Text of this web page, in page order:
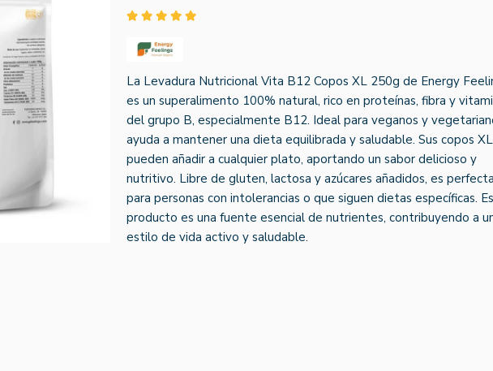
La Levadura Nutricional Vita B12 Copos XL 250g de Energy
es un superalimento 100% natural, rico en proteínas, fibra y
del grupo B, especialmente B12. Ideal para veganos y
ayuda a mantener una dieta equilibrada y saludable. Sus copos
pueden añadir a cualquier plato, aportando un sabor delicioso y
nutritivo. Libre de gluten, lactosa y azúcares añadidos, es perfecta
para personas con intolerancias o que siguen dietas específicas.
producto es una fuente esencial de nutrientes, contribuyendo a
estilo de vida activo y saludable.